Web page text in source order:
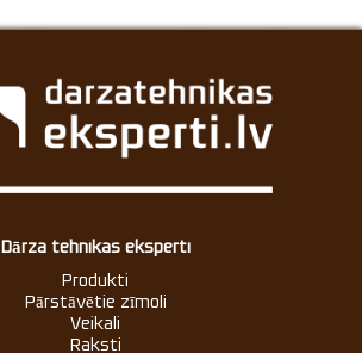
Dārza tehnikas eksperti
Produkti
Pārstāvētie zīmoli
Veikali
Raksti